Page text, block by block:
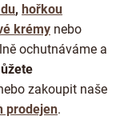
, hořkou
krémy nebo
ochutnáváme a
zakoupit naše
prodejen.